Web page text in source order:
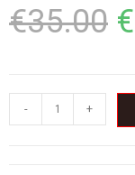
€35.00 €
- +